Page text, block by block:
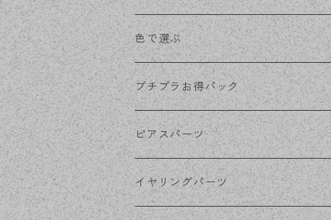
色で選ぶ
KCゴールド
ゴールド
シルバー
プチプラお得パック
ピアスパーツ
ポストピアス
イヤリングパーツ